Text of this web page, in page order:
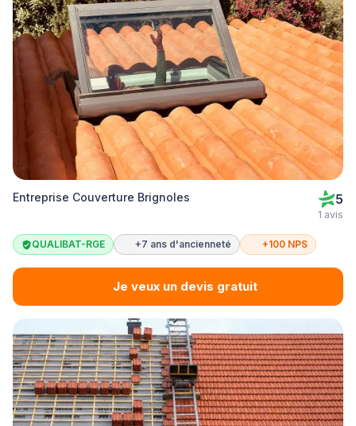
Entreprise Couverture Brignoles 5
1 avis
QUALIBAT-RGE +7 ans d'ancienneté +100 NPS
Je veux un devis gratuit